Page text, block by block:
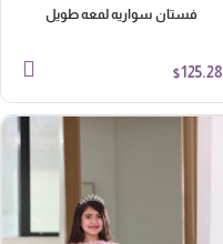
فستان سواريه لمعه طويل
$125.28